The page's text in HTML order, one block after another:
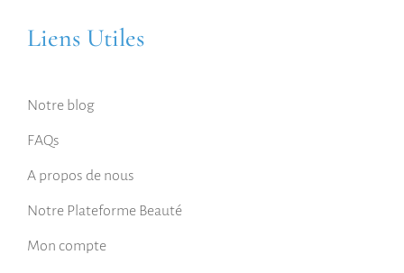
Liens Utiles
Notre blog
FAQs
A propos de nous
Notre Plateforme Beauté
Mon compte